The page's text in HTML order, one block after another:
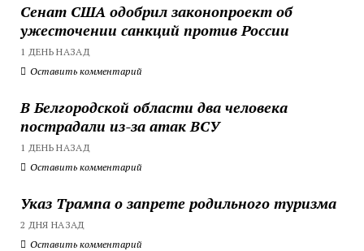
Сенат США одобрил законопроект об
ужесточении санкций против России
1 ДЕНЬ НАЗАД
Оставить комментарий
В Белгородской области два человека
пострадали из-за атак ВСУ
1 ДЕНЬ НАЗАД
Оставить комментарий
Указ Трампа о запрете родильного туризма
2 ДНЯ НАЗАД
Оставить комментарий